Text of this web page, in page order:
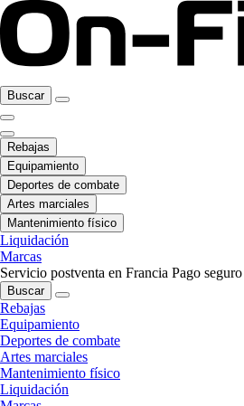
Buscar
Rebajas
Equipamiento
Deportes de combate
Artes marciales
Mantenimiento físico
Liquidación
Marcas
Servicio postventa en Francia Pago seguro
Buscar
Rebajas
Equipamiento
Deportes de combate
Artes marciales
Mantenimiento físico
Liquidación